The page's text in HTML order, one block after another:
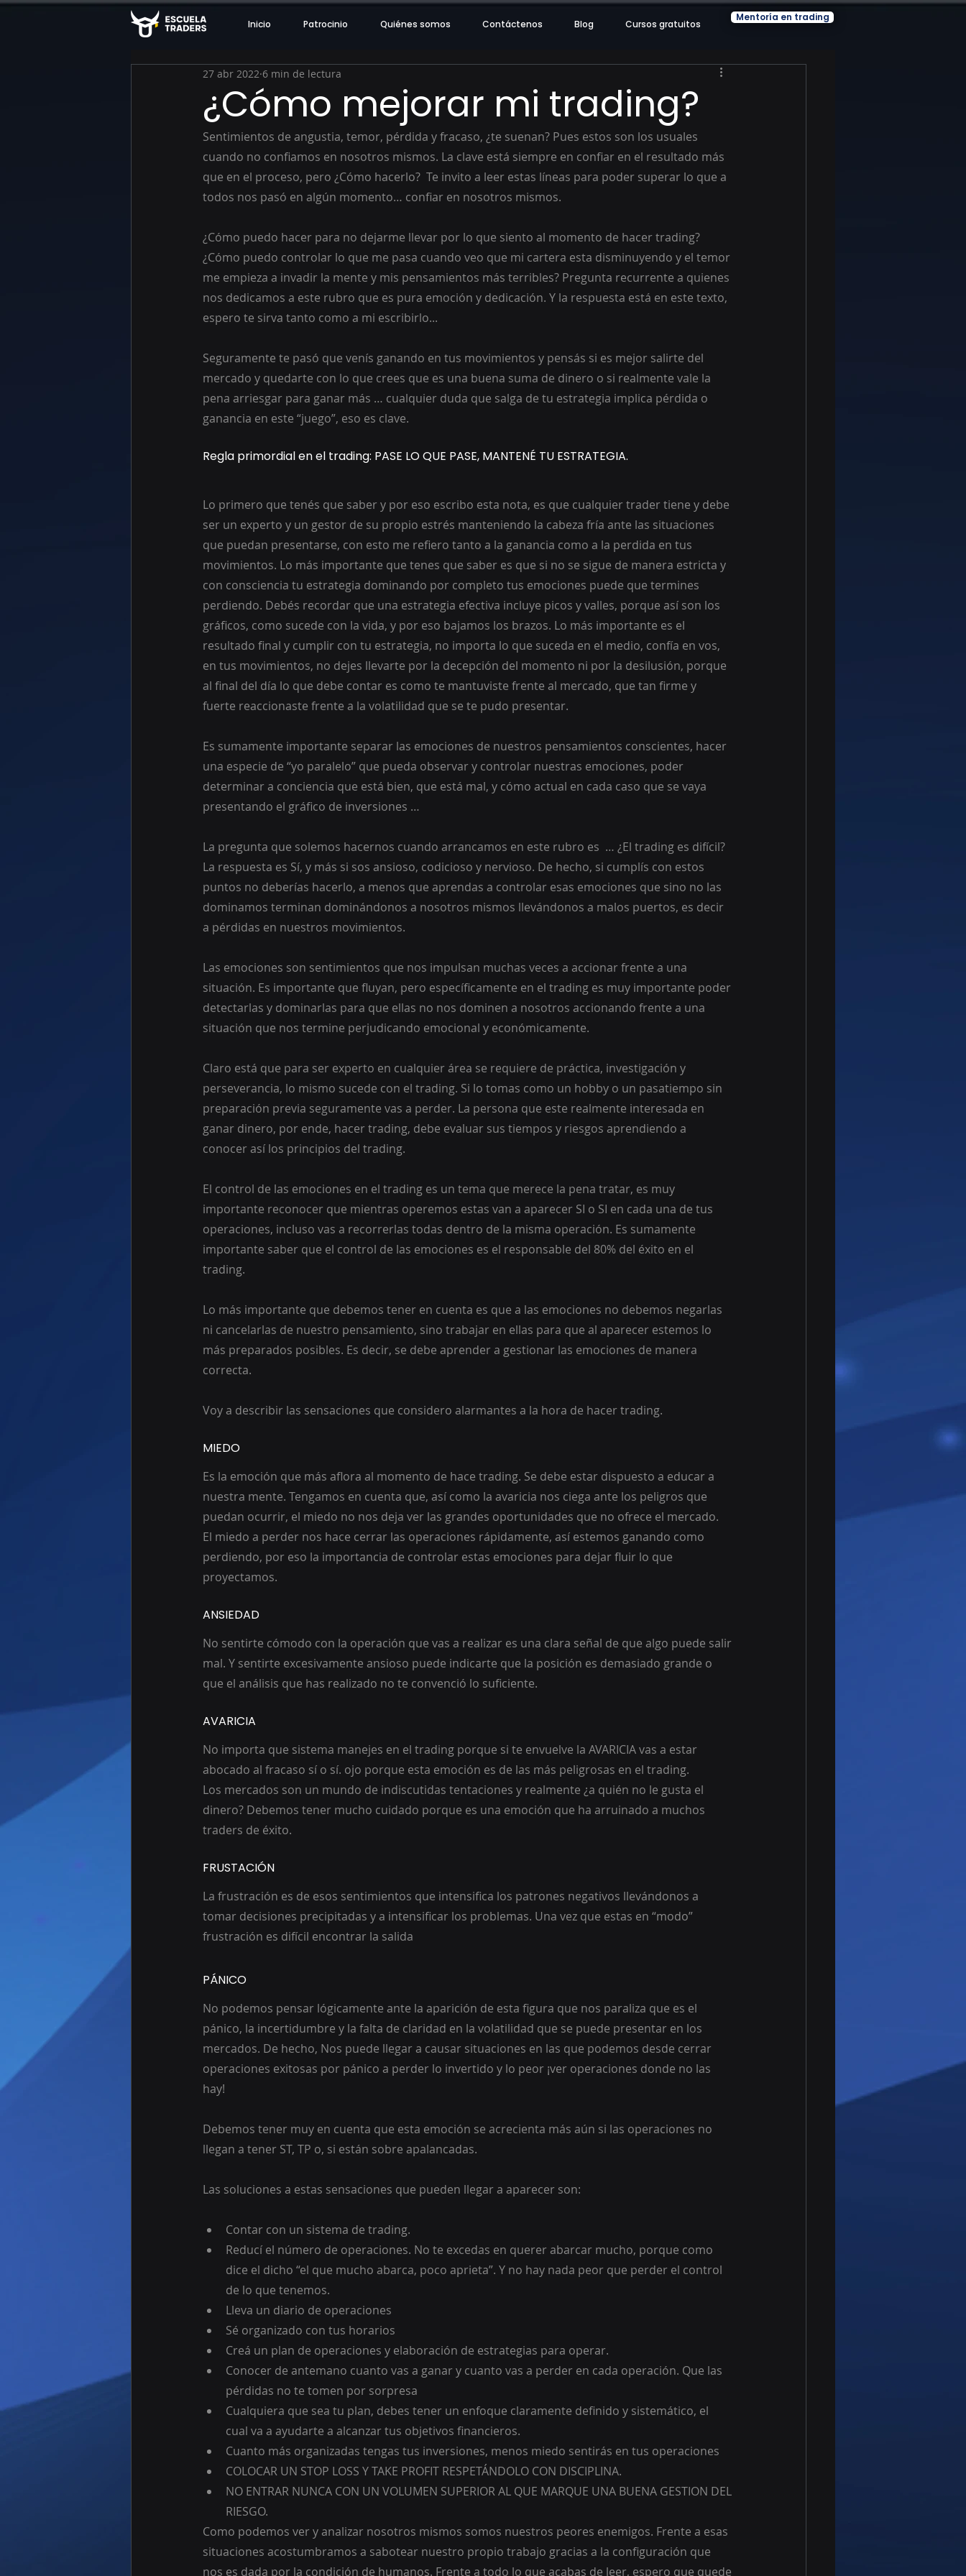
Inicio Patrocinio Quiénes somos Contáctenos Blog Cursos gratuitos
Mentoría en trading
¿Cómo mejorar mi trading?
27 abr 2022 6 min de lectura
Sentimientos de angustia, temor, pérdida y fracaso, ¿te suenan? Pues estos son los usuales
cuando no confiamos en nosotros mismos. La clave está siempre en confiar en el resultado más
que en el proceso, pero ¿Cómo hacerlo?  Te invito a leer estas líneas para poder superar lo que a
todos nos pasó en algún momento… confiar en nosotros mismos.
¿Cómo puedo hacer para no dejarme llevar por lo que siento al momento de hacer trading?
¿Cómo puedo controlar lo que me pasa cuando veo que mi cartera esta disminuyendo y el temor
me empieza a invadir la mente y mis pensamientos más terribles? Pregunta recurrente a quienes
nos dedicamos a este rubro que es pura emoción y dedicación. Y la respuesta está en este texto,
espero te sirva tanto como a mi escribirlo...
Seguramente te pasó que venís ganando en tus movimientos y pensás si es mejor salirte del
mercado y quedarte con lo que crees que es una buena suma de dinero o si realmente vale la
pena arriesgar para ganar más … cualquier duda que salga de tu estrategia implica pérdida o
ganancia en este “juego”, eso es clave.
Regla primordial en el trading: PASE LO QUE PASE, MANTENÉ TU ESTRATEGIA.
Lo primero que tenés que saber y por eso escribo esta nota, es que cualquier trader tiene y debe
ser un experto y un gestor de su propio estrés manteniendo la cabeza fría ante las situaciones
que puedan presentarse, con esto me refiero tanto a la ganancia como a la perdida en tus
movimientos. Lo más importante que tenes que saber es que si no se sigue de manera estricta y
con consciencia tu estrategia dominando por completo tus emociones puede que termines
perdiendo. Debés recordar que una estrategia efectiva incluye picos y valles, porque así son los
gráficos, como sucede con la vida, y por eso bajamos los brazos. Lo más importante es el
resultado final y cumplir con tu estrategia, no importa lo que suceda en el medio, confía en vos,
en tus movimientos, no dejes llevarte por la decepción del momento ni por la desilusión, porque
al final del día lo que debe contar es como te mantuviste frente al mercado, que tan firme y
fuerte reaccionaste frente a la volatilidad que se te pudo presentar.
Es sumamente importante separar las emociones de nuestros pensamientos conscientes, hacer
una especie de “yo paralelo” que pueda observar y controlar nuestras emociones, poder
determinar a conciencia que está bien, que está mal, y cómo actual en cada caso que se vaya
presentando el gráfico de inversiones …
La pregunta que solemos hacernos cuando arrancamos en este rubro es  … ¿El trading es difícil?
La respuesta es Sí, y más si sos ansioso, codicioso y nervioso. De hecho, si cumplís con estos
puntos no deberías hacerlo, a menos que aprendas a controlar esas emociones que sino no las
dominamos terminan dominándonos a nosotros mismos llevándonos a malos puertos, es decir
a pérdidas en nuestros movimientos.
Las emociones son sentimientos que nos impulsan muchas veces a accionar frente a una
situación. Es importante que fluyan, pero específicamente en el trading es muy importante poder
detectarlas y dominarlas para que ellas no nos dominen a nosotros accionando frente a una
situación que nos termine perjudicando emocional y económicamente.
Claro está que para ser experto en cualquier área se requiere de práctica, investigación y
perseverancia, lo mismo sucede con el trading. Si lo tomas como un hobby o un pasatiempo sin
preparación previa seguramente vas a perder. La persona que este realmente interesada en
ganar dinero, por ende, hacer trading, debe evaluar sus tiempos y riesgos aprendiendo a
conocer así los principios del trading.
El control de las emociones en el trading es un tema que merece la pena tratar, es muy
importante reconocer que mientras operemos estas van a aparecer SI o SI en cada una de tus
operaciones, incluso vas a recorrerlas todas dentro de la misma operación. Es sumamente
importante saber que el control de las emociones es el responsable del 80% del éxito en el
trading.
Lo más importante que debemos tener en cuenta es que a las emociones no debemos negarlas
ni cancelarlas de nuestro pensamiento, sino trabajar en ellas para que al aparecer estemos lo
más preparados posibles. Es decir, se debe aprender a gestionar las emociones de manera
correcta.
Voy a describir las sensaciones que considero alarmantes a la hora de hacer trading.
MIEDO
Es la emoción que más aflora al momento de hace trading. Se debe estar dispuesto a educar a
nuestra mente. Tengamos en cuenta que, así como la avaricia nos ciega ante los peligros que
puedan ocurrir, el miedo no nos deja ver las grandes oportunidades que no ofrece el mercado.
El miedo a perder nos hace cerrar las operaciones rápidamente, así estemos ganando como
perdiendo, por eso la importancia de controlar estas emociones para dejar fluir lo que
proyectamos.
ANSIEDAD
No sentirte cómodo con la operación que vas a realizar es una clara señal de que algo puede salir
mal. Y sentirte excesivamente ansioso puede indicarte que la posición es demasiado grande o
que el análisis que has realizado no te convenció lo suficiente.
AVARICIA
No importa que sistema manejes en el trading porque si te envuelve la AVARICIA vas a estar
abocado al fracaso sí o sí. ojo porque esta emoción es de las más peligrosas en el trading.
Los mercados son un mundo de indiscutidas tentaciones y realmente ¿a quién no le gusta el
dinero? Debemos tener mucho cuidado porque es una emoción que ha arruinado a muchos
traders de éxito.
FRUSTACIÓN
La frustración es de esos sentimientos que intensifica los patrones negativos llevándonos a
tomar decisiones precipitadas y a intensificar los problemas. Una vez que estas en “modo”
frustración es difícil encontrar la salida
PÁNICO
No podemos pensar lógicamente ante la aparición de esta figura que nos paraliza que es el
pánico, la incertidumbre y la falta de claridad en la volatilidad que se puede presentar en los
mercados. De hecho, Nos puede llegar a causar situaciones en las que podemos desde cerrar
operaciones exitosas por pánico a perder lo invertido y lo peor ¡ver operaciones donde no las
hay!
Debemos tener muy en cuenta que esta emoción se acrecienta más aún si las operaciones no
llegan a tener ST, TP o, si están sobre apalancadas.
Las soluciones a estas sensaciones que pueden llegar a aparecer son:
Contar con un sistema de trading.
Reducí el número de operaciones. No te excedas en querer abarcar mucho, porque como
dice el dicho “el que mucho abarca, poco aprieta”. Y no hay nada peor que perder el control
de lo que tenemos.
Lleva un diario de operaciones
Sé organizado con tus horarios
Creá un plan de operaciones y elaboración de estrategias para operar.
Conocer de antemano cuanto vas a ganar y cuanto vas a perder en cada operación. Que las
pérdidas no te tomen por sorpresa
Cualquiera que sea tu plan, debes tener un enfoque claramente definido y sistemático, el
cual va a ayudarte a alcanzar tus objetivos financieros.
Cuanto más organizadas tengas tus inversiones, menos miedo sentirás en tus operaciones
COLOCAR UN STOP LOSS Y TAKE PROFIT RESPETÁNDOLO CON DISCIPLINA.
NO ENTRAR NUNCA CON UN VOLUMEN SUPERIOR AL QUE MARQUE UNA BUENA GESTION DEL
RIESGO.
Como podemos ver y analizar nosotros mismos somos nuestros peores enemigos. Frente a esas
situaciones acostumbramos a sabotear nuestro propio trabajo gracias a la configuración que
nos es dada por la condición de humanos. Frente a todo lo que acabas de leer, espero que quede